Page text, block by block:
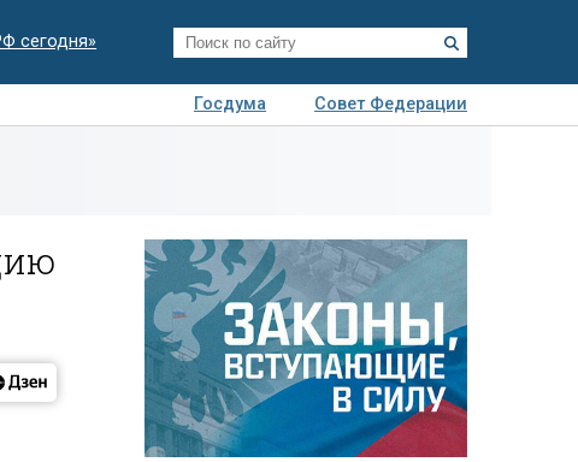
сегодня»
Госдума
Совет Федерации